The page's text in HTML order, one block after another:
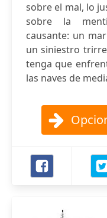
sobre el mal, lo
sobre la
causante: un
un siniestro
tenga que
las naves de